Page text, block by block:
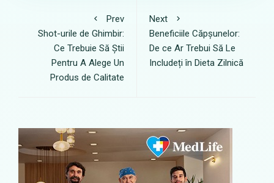
Prev
Shot-urile de Ghimbir:
Ce Trebuie Să Știi
Pentru A Alege Un
Produs de Calitate
Next
Beneficiile Căpșunelor:
De ce Ar Trebui Să Le
Includeți în Dieta Zilnică